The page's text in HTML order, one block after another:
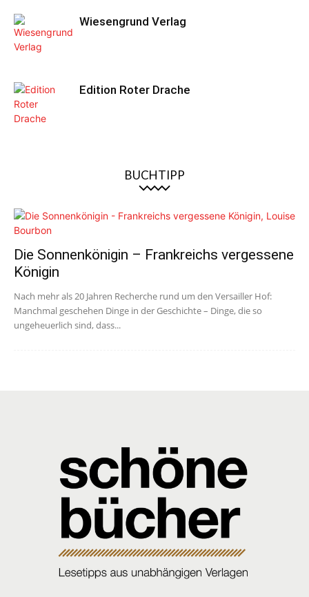
Wiesengrund Verlag
Edition Roter Drache
BUCHTIPP
Die Sonnenkönigin – Frankreichs vergessene
Königin
Nach mehr als 20 Jahren Recherche rund um den Versailler Hof:
Manchmal geschehen Dinge in der Geschichte – Dinge, die so
ungeheuerlich sind, dass...